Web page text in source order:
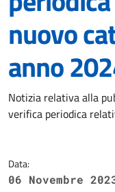
nuovo
anno
Dettagli
Notizia relativa alla
verifica periodica
Data:
06 Novembre